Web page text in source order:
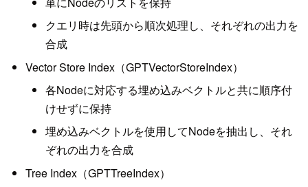
クエリ時は先頭から順次処理し、それぞれの出力を
合成
Vector Store Index（GPTVectorStoreIndex）
各Nodeに対応する埋め込みベクトルと共に順序付
けせずに保持
埋め込みベクトルを使用してNodeを抽出し、それ
ぞれの出力を合成
Tree Index（GPTTreeIndex）